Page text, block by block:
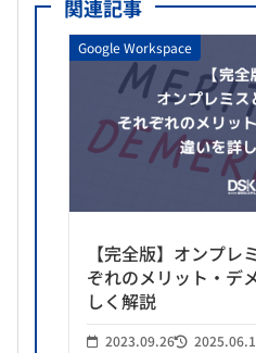
関連記事
Google Workspace
【完全版】オンプ
ぞれのメリット・デ
しく解説
2023.09.26